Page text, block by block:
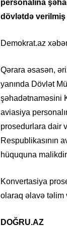
personalına
dövlətdə verilmiş
Demokrat.az
Qərara əsasən,
yanında Dövlət
şəhadətnaməsini
aviasiya
prosedurlara dair
Respublikasının
hüququna
Konvertasiya
olaraq əlavə təlim
DOĞRU.AZ